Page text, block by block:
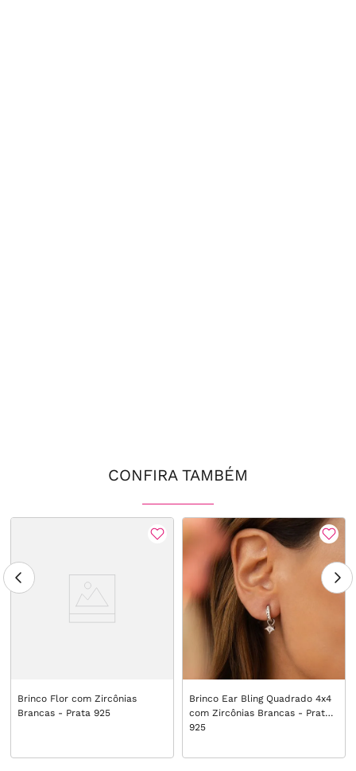
CONFIRA TAMBÉM
Brinco Flor com Zircônias
Brancas - Prata 925
Brinco Ear Bling Quadrado 4x4
com Zircônias Brancas - Prata
925